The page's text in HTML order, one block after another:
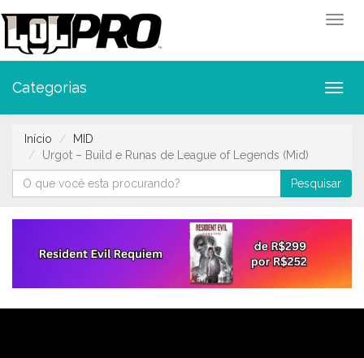
Categorias
Início
MID
Urgot – Build e Runas de League of Legends (Mid)
Pesquisar